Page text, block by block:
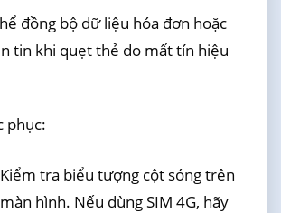
đồng bộ dữ liệu hóa đơn hoặc
tin khi quẹt thẻ do mất tín hiệu
phục:
Kiểm tra biểu tượng cột sóng trên
màn hình. Nếu dùng SIM 4G, hãy